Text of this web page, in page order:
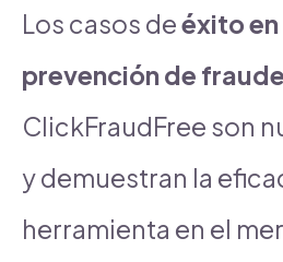
Los casos deéxito en
prevención de
ClickFraudFree son
y demuestran la
herramienta en el